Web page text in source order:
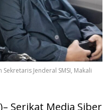
Jenderal SMSI, Makali
Serikat Media Siber